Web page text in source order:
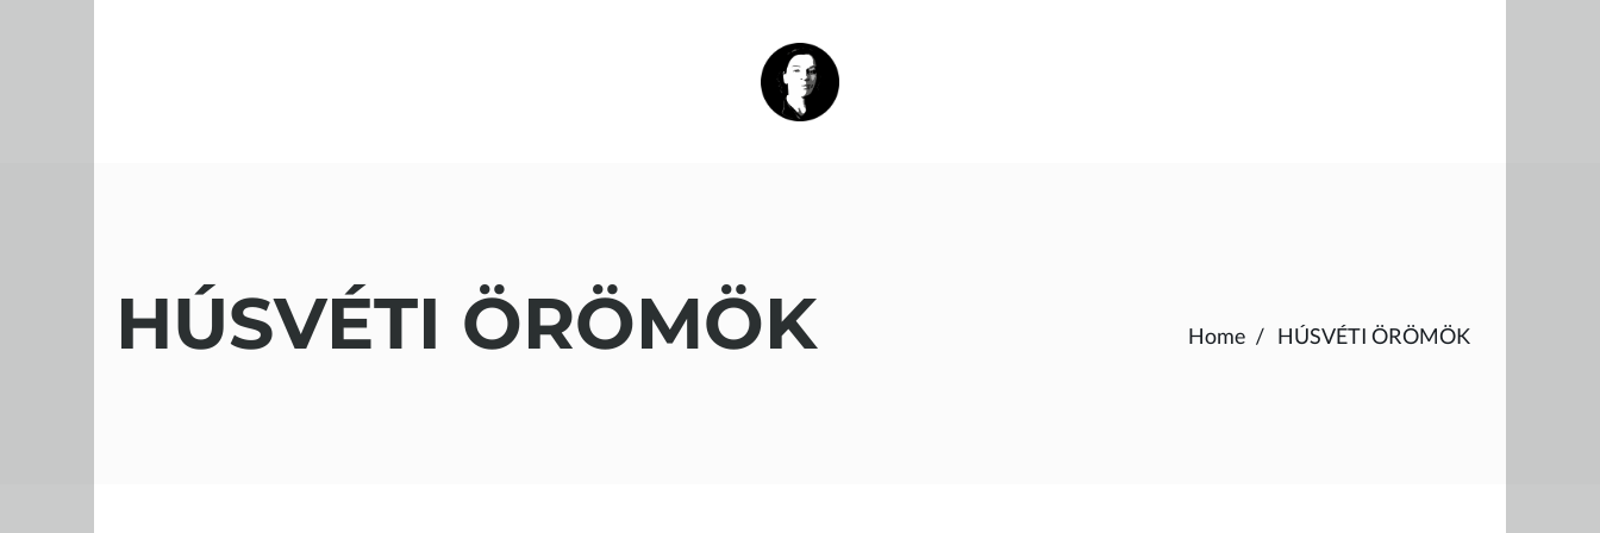
HÚSVÉTI ÖRÖMÖK Home HÚSVÉTI ÖRÖMÖK